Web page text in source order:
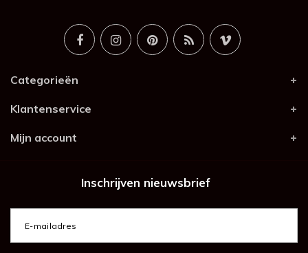
Categorieën
Klantenservice
Mijn account
Inschrijven nieuwsbrief